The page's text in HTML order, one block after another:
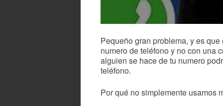
Pequeño gran problema, y es
numero de teléfono y no con una
alguien se hace de tu numero
teléfono.
Por qué no simplemente usamos